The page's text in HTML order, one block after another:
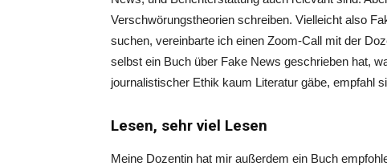
Verschwörungstheorien schreiben. Vielleicht also
suchen, vereinbarte ich einen Zoom-Call mit der
selbst ein Buch über Fake News geschrieben hat,
journalistischer Ethik kaum Literatur gäbe, empfahl
Lesen, sehr viel Lesen
Meine Dozentin hat mir außerdem ein Buch